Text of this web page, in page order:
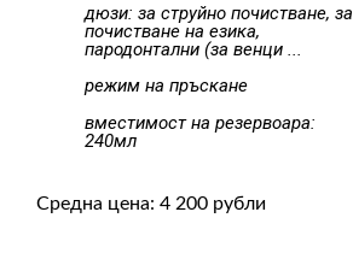
дюзи: за струйно почистване, за
почистване на езика,
пародонтални (за венци ...
режим на пръскане
вместимост на резервоара:
240мл
Средна цена: 4 200 рубли